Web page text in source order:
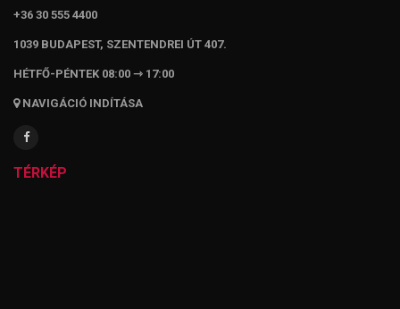
+36 30 555 4400
1039 BUDAPEST, SZENTENDREI ÚT 407.
HÉTFŐ-PÉNTEK 08:00 ⇾ 17:00
NAVIGÁCIÓ INDÍTÁSA
TÉRKÉP